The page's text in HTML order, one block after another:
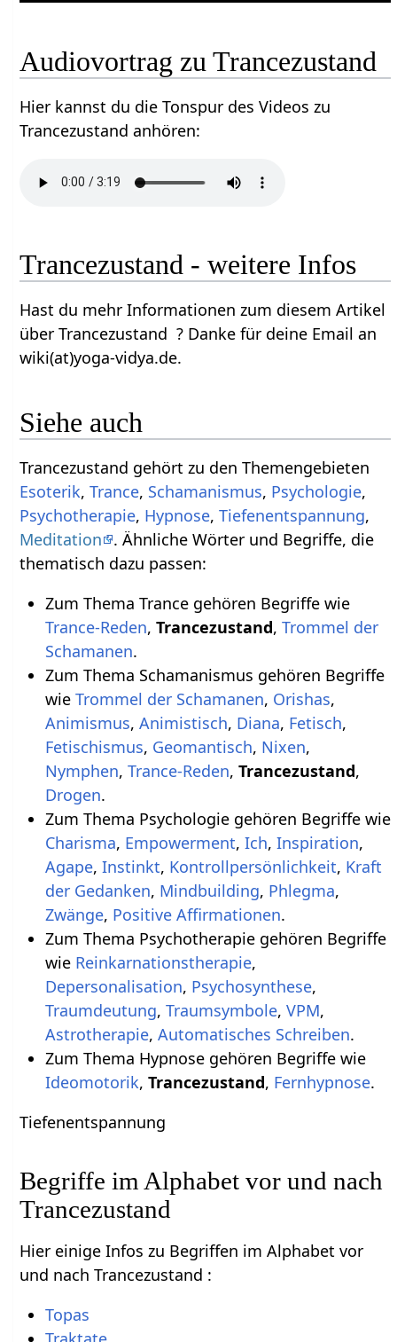
Audiovortrag zu Trancezustand
Hier kannst du die Tonspur des Videos zu
Trancezustand anhören:
Trancezustand - weitere Infos
Hast du mehr Informationen zum diesem Artikel
über Trancezustand ? Danke für deine Email an
wiki(at)yoga-vidya.de.
Siehe auch
Trancezustand gehört zu den Themengebieten
Esoterik,Trance, Schamanismus, Psychologie,
Psychotherapie, Hypnose,Tiefenentspannung,
Meditation
. Ähnliche Wörter und Begriffe, die
thematisch dazu passen:
Zum Thema Trance gehören Begriffe wie
Trance-Reden, Trancezustand, Trommel der
Schamanen.
Zum Thema Schamanismus gehören Begriffe
wie Trommel der Schamanen, Orishas,
Animismus, Animistisch, Diana, Fetisch,
Fetischismus, Geomantisch, Nixen,
Nymphen, Trance-Reden, Trancezustand,
Drogen.
Zum Thema Psychologie gehören Begriffe wie
Charisma, Empowerment, Ich, Inspiration,
Agape, Instinkt, Kontrollpersönlichkeit, Kraft
der Gedanken, Mindbuilding, Phlegma,
Zwänge, Positive Affirmationen.
Zum Thema Psychotherapie gehören Begriffe
wie Reinkarnationstherapie,
Depersonalisation, Psychosynthese,
Traumdeutung, Traumsymbole, VPM,
Astrotherapie, Automatisches Schreiben.
Zum Thema Hypnose gehören Begriffe wie
Ideomotorik, Trancezustand, Fernhypnose.
Tiefenentspannung
Begriffe im Alphabet vor und nach
Trancezustand
Hier einige Infos zu Begriffen im Alphabet vor
und nach Trancezustand :
Topas